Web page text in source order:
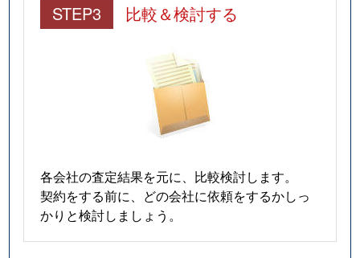
STEP3 比較＆検討する
各会社の査定結果を元に、比較検討します。
契約をする前に、どの会社に依頼をするかしっ
かりと検討しましょう。